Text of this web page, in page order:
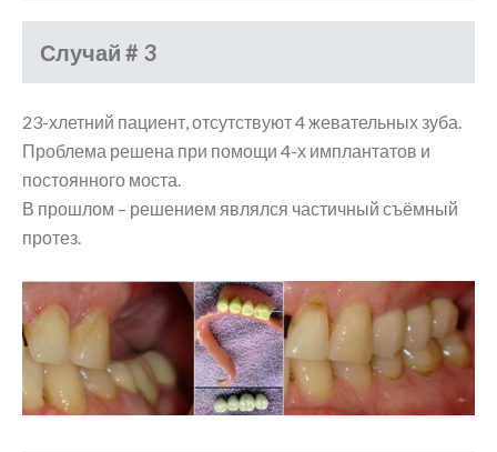
Случай # 3
23-хлетний пациент, отсутствуют 4 жевательных зуба.
Проблема решена при помощи 4-х имплантатов и
постоянного моста.
В прошлом – решением являлся частичный съёмный
протез.